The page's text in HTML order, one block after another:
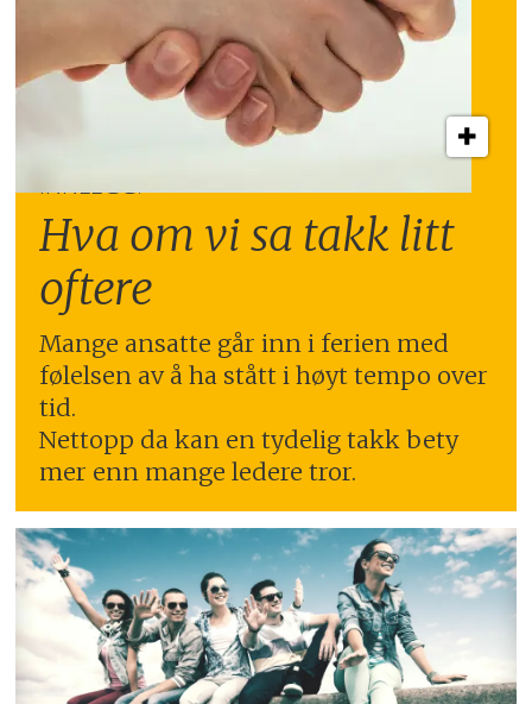
INNLEGG:
Hva om vi sa takk litt
oftere
Mange ansatte går inn i ferien med
følelsen av å ha stått i høyt tempo over
tid.
Nettopp da kan en tydelig takk bety
mer enn mange ledere tror.